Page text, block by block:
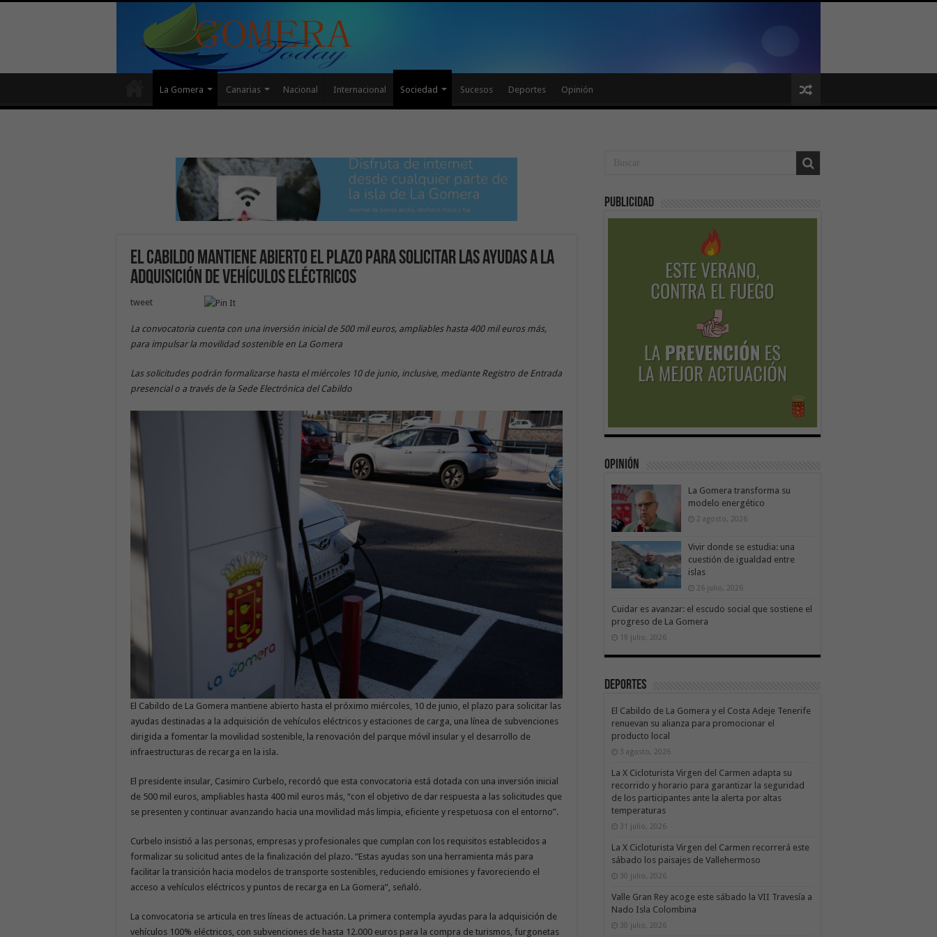
La Gomera Canarias Nacional Internacional Sociedad Sucesos Deportes Opinión
El Cabildo mantiene abierto el plazo para solicitar las ayudas a la
adquisición de vehículos eléctricos
tweet
La convocatoria cuenta con una inversión inicial de 500 mil euros, ampliables hasta 400 mil euros más,
para impulsar la movilidad sostenible en La Gomera
Las solicitudes podrán formalizarse hasta el miércoles 10 de junio, inclusive, mediante Registro de Entrada
presencial o a través de la Sede Electrónica del Cabildo
El Cabildo de La Gomera mantiene abierto hasta el próximo miércoles, 10 de junio, el plazo para solicitar las
ayudas destinadas a la adquisición de vehículos eléctricos y estaciones de carga, una línea de subvenciones
dirigida a fomentar la movilidad sostenible, la renovación del parque móvil insular y el desarrollo de
infraestructuras de recarga en la isla.
El presidente insular, Casimiro Curbelo, recordó que esta convocatoria está dotada con una inversión inicial
de 500 mil euros, ampliables hasta 400 mil euros más, “con el objetivo de dar respuesta a las solicitudes que
se presenten y continuar avanzando hacia una movilidad más limpia, eficiente y respetuosa con el entorno”.
Curbelo insistió a las personas, empresas y profesionales que cumplan con los requisitos establecidos a
formalizar su solicitud antes de la finalización del plazo. “Estas ayudas son una herramienta más para
facilitar la transición hacia modelos de transporte sostenibles, reduciendo emisiones y favoreciendo el
acceso a vehículos eléctricos y puntos de recarga en La Gomera”, señaló.
La convocatoria se articula en tres líneas de actuación. La primera contempla ayudas para la adquisición de
vehículos 100% eléctricos, con subvenciones de hasta 12.000 euros para la compra de turismos, furgonetas
Publicidad
Opinión
La Gomera transforma su
modelo energético
2 agosto, 2026
Vivir donde se estudia: una
cuestión de igualdad entre
islas
26 julio, 2026
Cuidar es avanzar: el escudo social que sostiene el
progreso de La Gomera
19 julio, 2026
Deportes
El Cabildo de La Gomera y el Costa Adeje Tenerife
renuevan su alianza para promocionar el
producto local
3 agosto, 2026
La X Cicloturista Virgen del Carmen adapta su
recorrido y horario para garantizar la seguridad
de los participantes ante la alerta por altas
temperaturas
31 julio, 2026
La X Cicloturista Virgen del Carmen recorrerá este
sábado los paisajes de Vallehermoso
30 julio, 2026
Valle Gran Rey acoge este sábado la VII Travesía a
Nado Isla Colombina
30 julio, 2026